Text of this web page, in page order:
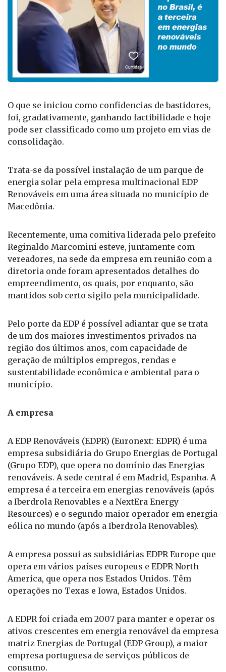
O que se iniciou como confidencias de bastidores,
foi, gradativamente, ganhando factibilidade e hoje
pode ser classificado como um projeto em vias de
consolidação.
Trata-se da possível instalação de um parque de
energia solar pela empresa multinacional EDP
Renováveis em uma área situada no município de
Macedônia.
Recentemente, uma comitiva liderada pelo prefeito
Reginaldo Marcomini esteve, juntamente com
vereadores, na sede da empresa em reunião com a
diretoria onde foram apresentados detalhes do
empreendimento, os quais, por enquanto, são
mantidos sob certo sigilo pela municipalidade.
Pelo porte da EDP é possível adiantar que se trata
de um dos maiores investimentos privados na
região dos últimos anos, com capacidade de
geração de múltiplos empregos, rendas e
sustentabilidade econômica e ambiental para o
município.
A empresa
A EDP Renováveis (EDPR) (Euronext: EDPR) é uma
empresa subsidiária do Grupo Energias de Portugal
(Grupo EDP), que opera no domínio das Energias
renováveis. A sede central é em Madrid, Espanha. A
empresa é a terceira em energias renováveis (após
a Iberdrola Renovables e a NextEra Energy
Resources) e o segundo maior operador em energia
eólica no mundo (após a Iberdrola Renovables).
A empresa possui as subsidiárias EDPR Europe que
opera em vários países europeus e EDPR North
America, que opera nos Estados Unidos. Têm
operações no Texas e Iowa, Estados Unidos.
A EDPR foi criada em 2007 para manter e operar os
ativos crescentes em energia renovável da empresa
matriz Energias de Portugal (EDP Group), a maior
empresa portuguesa de serviços públicos de
consumo.